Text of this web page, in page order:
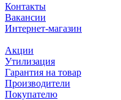
Контакты
Вакансии
Интернет-магазин
Акции
Утилизация
Гарантия на товар
Производители
Покупателю